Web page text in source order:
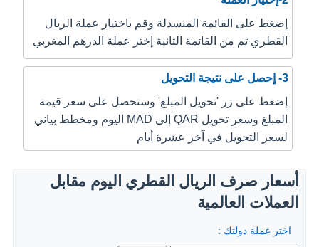
إضغط على القائمة المنسدلة وقم باختيار عملة الريال
القطري ثم من القائمة الثانية إختر عملة الدرهم المغربي
3- إحصل على نتيجة التحويل
إضغط على زر 'تحويل المبلغ' وستحصل على سعر قيمة
المبلغ وسعر تحويل QAR إلى MAD اليوم ومخطط بياني
لسعر التحويل في آخر عشرة أيام
أسعار صرف الريال القطري اليوم مقابل
العملات العالمية
اختر عملة دولتك :